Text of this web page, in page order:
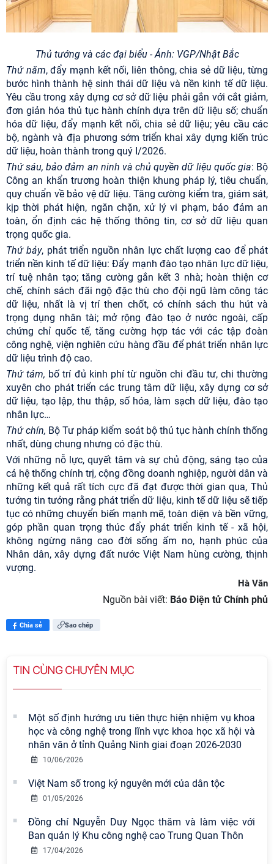
Thủ tướng và các đại biểu - Ảnh: VGP/Nhật Bắc
Thứ năm, đẩy mạnh kết nối, liên thông, chia sẻ dữ liệu, từng
bước hình thành hệ sinh thái dữ liệu và nền kinh tế dữ liệu.
Yêu cầu trong xây dựng cơ sở dữ liệu phải gắn với cắt giảm,
đơn giản hóa thủ tục hành chính dựa trên dữ liệu số; chuẩn
hóa dữ liệu, đẩy mạnh kết nối, chia sẻ dữ liệu; yêu cầu các
bộ, ngành và địa phương sớm triển khai xây dựng kiến trúc
dữ liệu, hoàn thành trong quý I/2026.
Thứ sáu, bảo đảm an ninh và chủ quyền dữ liệu quốc gia: Bộ
Công an khẩn trương hoàn thiện khung pháp lý, tiêu chuẩn,
quy chuẩn về bảo vệ dữ liệu. Tăng cường kiểm tra, giám sát,
kịp thời phát hiện, ngăn chặn, xử lý vi phạm, bảo đảm an
toàn, ổn định các hệ thống thông tin, cơ sở dữ liệu quan
trọng quốc gia.
Thứ bảy, phát triển nguồn nhân lực chất lượng cao để phát
triển nền kinh tế dữ liệu: Đẩy mạnh đào tạo nhân lực dữ liệu,
trí tuệ nhân tạo; tăng cường gắn kết 3 nhà; hoàn thiện cơ
chế, chính sách đãi ngộ đặc thù cho đội ngũ làm công tác
dữ liệu, nhất là vị trí then chốt, có chính sách thu hút và
trọng dụng nhân tài; mở rộng đào tạo ở nước ngoài, cấp
chứng chỉ quốc tế, tăng cường hợp tác với các tập đoàn
công nghệ, viện nghiên cứu hàng đầu để phát triển nhân lực
dữ liệu trình độ cao.
Thứ tám, bố trí đủ kinh phí từ nguồn chi đầu tư, chi thường
xuyên cho phát triển các trung tâm dữ liệu, xây dựng cơ sở
dữ liệu, tạo lập, thu thập, số hóa, làm sạch dữ liệu, đào tạo
nhân lực…
Thứ chín, Bộ Tư pháp kiểm soát bộ thủ tục hành chính thống
nhất, dùng chung nhưng có đặc thù.
Với những nỗ lực, quyết tâm và sự chủ động, sáng tạo của
cả hệ thống chính trị, cộng đồng doanh nghiệp, người dân và
những kết quả rất tích cực đã đạt được thời gian qua, Thủ
tướng tin tưởng rằng phát triển dữ liệu, kinh tế dữ liệu sẽ tiếp
tục có những chuyển biến mạnh mẽ, toàn diện và bền vững,
góp phần quan trọng thúc đẩy phát triển kinh tế - xã hội,
không ngừng nâng cao đời sống ấm no, hạnh phúc của
Nhân dân, xây dựng đất nước Việt Nam hùng cường, thịnh
vượng.
Hà Văn
Nguồn bài viết: Báo Điện tử Chính phủ
Chia sẻ Sao chép
TIN CÙNG CHUYÊN MỤC
Một số định hướng ưu tiên thực hiện nhiệm vụ khoa
học và công nghệ trong lĩnh vực khoa học xã hội và
nhân văn ở tỉnh Quảng Ninh giai đoạn 2026-2030
10/06/2026
Việt Nam số trong kỷ nguyên mới của dân tộc
01/05/2026
Đồng chí Nguyễn Duy Ngọc thăm và làm việc với
Ban quản lý Khu công nghệ cao Trung Quan Thôn
17/04/2026
Viện Hàn lâm Khoa học xã hội Việt
Nam có 02 tác phẩm đạt giải khuyến
khích tại Cuộc thi chính luận bảo vệ